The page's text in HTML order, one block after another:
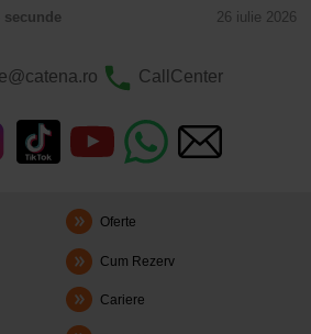
secunde 26 iulie 2026
CallCenter
Oferte
Cum Rezerv
Cariere